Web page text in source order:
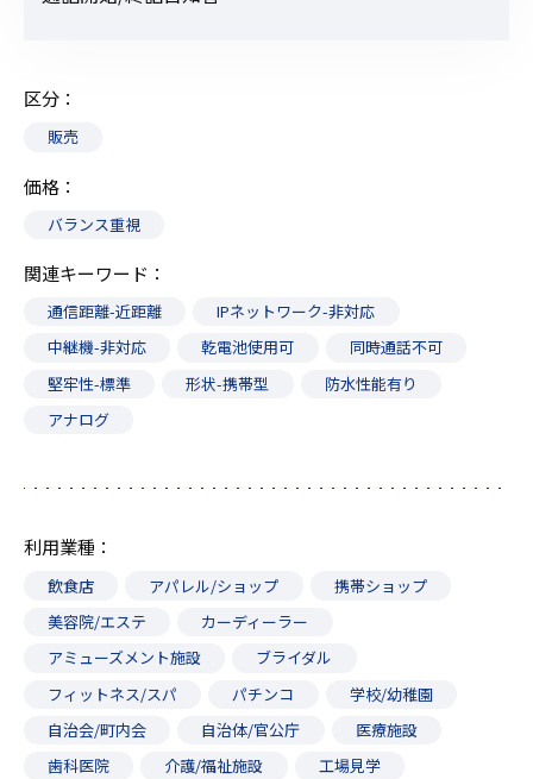
区分
販売
価格
バランス重視
関連キーワード
通信距離-近距離
IPネットワーク-非対応
中継機-非対応
乾電池使用可
同時通話不可
堅牢性-標準
形状-携帯型
防水性能有り
アナログ
利用業種
飲食店 アパレル/ショップ
携帯ショップ
美容院/エステ
カーディーラー
アミューズメント施設
ブライダル
フィットネス/スパ
パチンコ
学校/幼稚園
自治会/町内会
自治体/官公庁
医療施設
歯科医院
介護/福祉施設
工場見学